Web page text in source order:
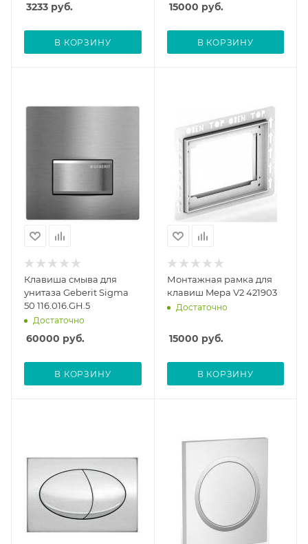
3233 руб.
В КОРЗИНУ
15000 руб.
В КОРЗИНУ
Клавиша смыва для
унитаза Geberit Sigma
50 116.016.GH.5
Достаточно
60000 руб.
В КОРЗИНУ
Монтажная рамка для
клавиш Mepa V2 421903
Достаточно
15000 руб.
В КОРЗИНУ